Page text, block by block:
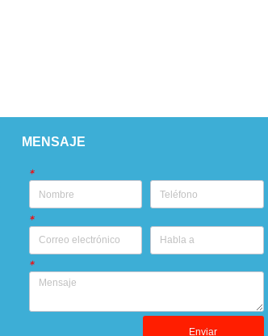
MENSAJE
*
*
*
Enviar